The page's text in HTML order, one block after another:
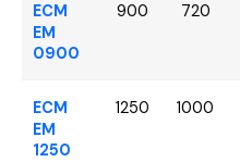
ECM
EM
0900
900 720
ECM
EM
1250
1250 1000